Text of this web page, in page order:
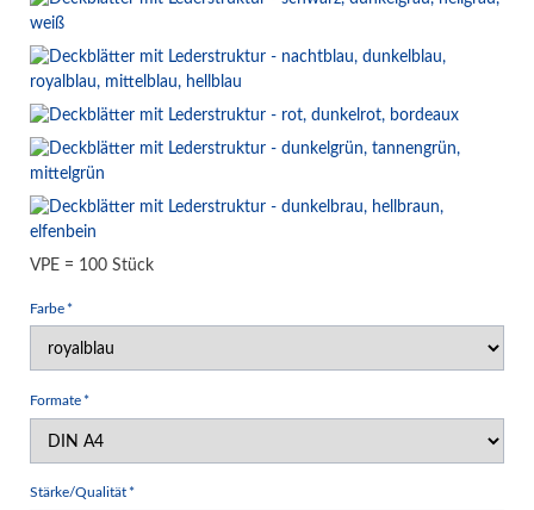
VPE = 100 Stück
Pflichtfeld
Farbe *
Pflichtfeld
Formate *
Pflichtfeld
Stärke/Qualität *